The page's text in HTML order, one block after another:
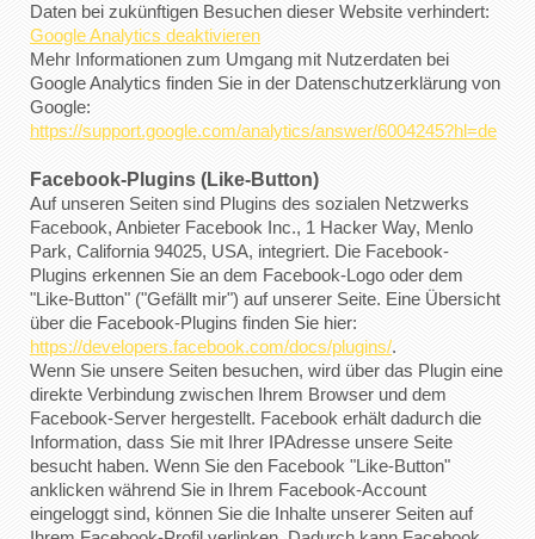
Daten bei zukünftigen Besuchen dieser Website verhindert:
Google Analytics deaktivieren
Mehr Informationen zum Umgang mit Nutzerdaten bei
Google Analytics finden Sie in der Datenschutzerklärung von
Google:
https://support.google.com/analytics/answer/6004245?hl=de
Facebook-Plugins (Like-Button)
Auf unseren Seiten sind Plugins des sozialen Netzwerks
Facebook, Anbieter Facebook Inc., 1 Hacker Way, Menlo
Park, California 94025, USA, integriert. Die Facebook-
Plugins erkennen Sie an dem Facebook-Logo oder dem
"Like-Button" ("Gefällt mir") auf unserer Seite. Eine Übersicht
über die Facebook-Plugins finden Sie hier:
https://developers.facebook.com/docs/plugins/.
Wenn Sie unsere Seiten besuchen, wird über das Plugin eine
direkte Verbindung zwischen Ihrem Browser und dem
Facebook-Server hergestellt. Facebook erhält dadurch die
Information, dass Sie mit Ihrer IPAdresse unsere Seite
besucht haben. Wenn Sie den Facebook "Like-Button"
anklicken während Sie in Ihrem Facebook-Account
eingeloggt sind, können Sie die Inhalte unserer Seiten auf